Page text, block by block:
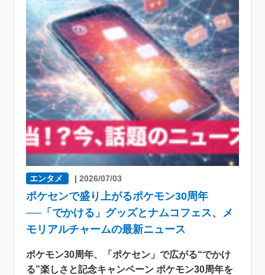
エンタメ |2026/07/03
ポケセンで盛り上がるポケモン30周年
──「でかける」グッズとナムコフェス、メ
モリアルチャームの最新ニュース
ポケモン30周年、「ポケセン」で広がる“でかけ
る”楽しさと記念キャンペーン ポケモン30周年を